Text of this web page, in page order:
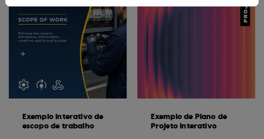
Exemplo interativo de
escopo de trabalho
Exemplo de Plano de
Projeto Interativo